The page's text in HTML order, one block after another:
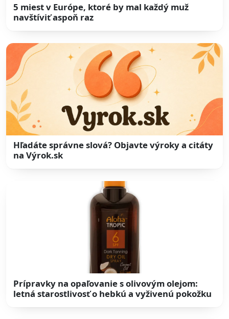
5 miest v Európe, ktoré by mal každý muž
navštíviť aspoň raz
Hľadáte správne slová? Objavte výroky a citáty
na Výrok.sk
Prípravky na opaľovanie s olivovým olejom:
letná starostlivosť o hebkú a vyživenú pokožku